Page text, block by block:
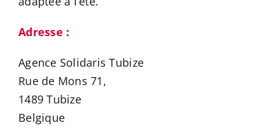
Adresse :
Agence Solidaris Tubize
Rue de Mons 71,
1489 Tubize
Belgique